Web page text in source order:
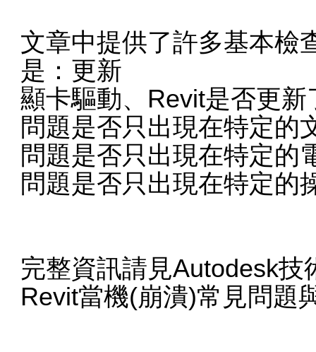
文章中提供了許多基本檢
是：更新
顯卡驅動、Revit是否更新
問題是否只出現在特定的
問題是否只出現在特定的
問題是否只出現在特定的
完整資訊請見Autodesk技
Revit當機(崩潰)常見問題